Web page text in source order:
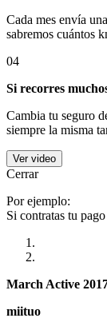
Cada mes envía
sabremos cuántos
04
Si recorres
Cambia tu seguro
siempre la misma
Ver video
Cerrar
Por ejemplo:
Si contratas tu
March Active
miituo